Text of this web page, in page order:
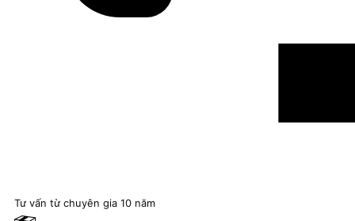
Tư vấn từ chuyên gia 10 năm